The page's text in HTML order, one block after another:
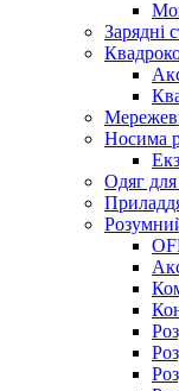
Зарядні
Носима
Одяг для